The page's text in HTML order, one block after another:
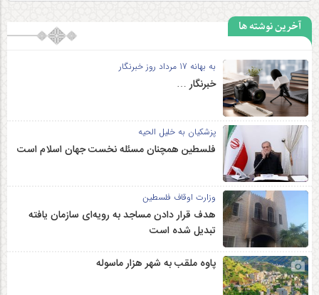
آخرین نوشته ها
به بهانه 17 مرداد روز خبرنگار
خبرنگار …
پزشکیان به خلیل الحیه
فلسطین همچنان مسئله نخست جهان اسلام است
وزارت اوقاف فلسطین
هدف قرار دادن مساجد به رویه‌ای سازمان‌ یافته
تبدیل شده است
پاوه ملقب به شهر هزار ماسوله